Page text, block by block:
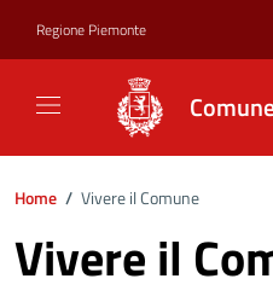
Regione Piemonte
Home / Vivere il Comune
Vivere il